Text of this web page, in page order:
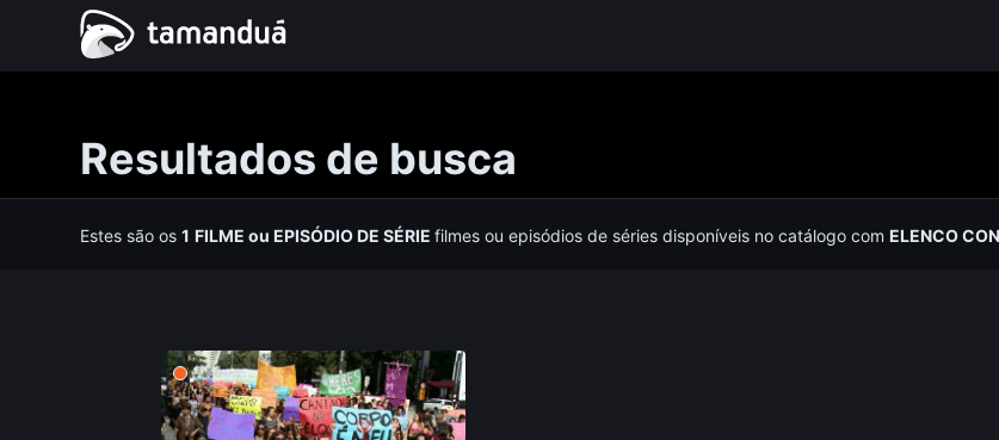
Resultados de busca
Estes são os1 FILMEou EPISÓDIO DE SÉRIEfilmes ou episódios de séries disponíveis no catálogo comELENCO